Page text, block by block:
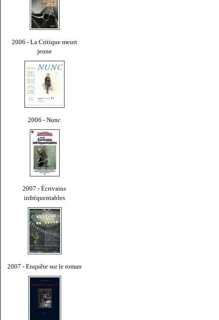
2006 - La Critique meurt
jeune
2006 - Nunc
2007 - Écrivains
infréquentables
2007 - Enquête sur le roman